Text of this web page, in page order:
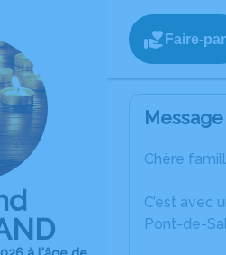
Faire-
Chère
C’est avec
Pont-de-